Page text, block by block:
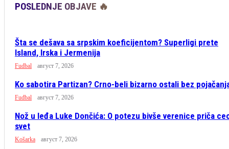
POSLEDNJE OBJAVE 🔥
Šta se dešava sa srpskim koeficijentom? Superligi prete
Island, Irska i Jermenija
Fudbal август 7, 2026
Ko sabotira Partizan? Crno-beli bizarno ostali bez
Fudbal август 7, 2026
Nož u leđa Luke Dončića: O potezu bivše verenice priča
svet
Košarka август 7, 2026